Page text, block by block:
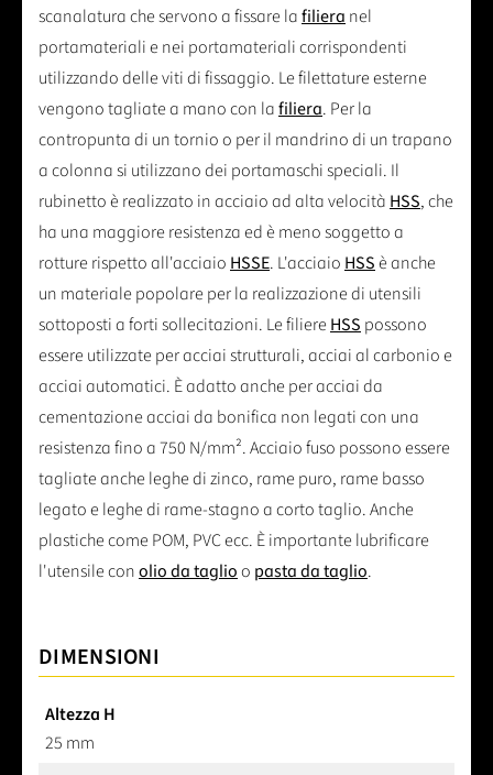
scanalatura che servono a fissare lafiliera nel
portamateriali e nei portamateriali corrispondenti
utilizzando delle viti di fissaggio. Le filettature esterne
vengono tagliate a mano con lafiliera. Per la
contropunta di un tornio o per il mandrino di un trapano
a colonna si utilizzano dei portamaschi speciali. Il
rubinetto è realizzato in acciaio ad alta velocità HSS, che
ha una maggiore resistenza ed è meno soggetto a
rotture rispetto all'acciaio HSSE. L'acciaio HSSè anche
un materiale popolare per la realizzazione di utensili
sottoposti a forti sollecitazioni. Le filiereHSS possono
essere utilizzate per acciai strutturali, acciai al carbonio e
acciai automatici. È adatto anche per acciai da
cementazione acciai da bonifica non legati con una
resistenza fino a 750 N/mm². Acciaio fuso possono essere
tagliate anche leghe di zinco, rame puro, rame basso
legato e leghe di rame-stagno a corto taglio. Anche
plastiche come POM, PVC ecc. È importante lubrificare
l'utensile conolio da taglioo pasta da taglio.
DIMENSIONI
Altezza H
25 mm